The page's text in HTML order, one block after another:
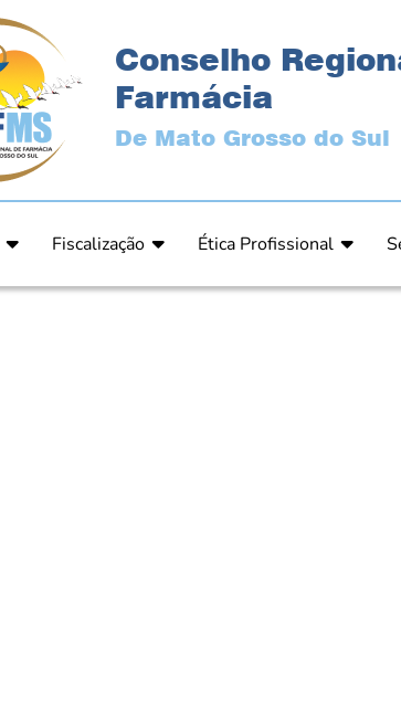
Conselho
Farmácia
De Mato Grosso do Sul
Fiscalização
Ética Profissional